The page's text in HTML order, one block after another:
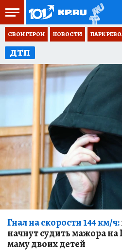
СВОИ ГЕРОИ НОВОСТИ ПАРК
ДТП
Гнал на скорости 144 км/ч:
начнут судить мажора на
маму двоих детей